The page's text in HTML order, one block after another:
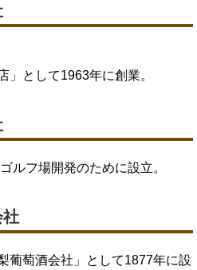
」として1963年に創業。
ルフ場開発のために設立。
社
葡萄酒会社」として1877年に設